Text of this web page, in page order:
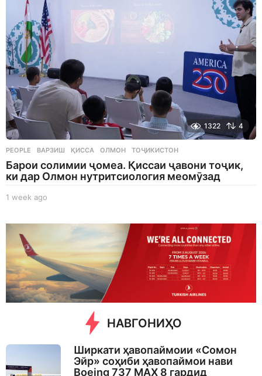
o
1322 4
PEOPLE ВАРЗИШ ,ҚИССА ,ОЛМОН ,ТОҶИКИСТОН
Барои солимии ҷомеа. Қиссаи ҷавони тоҷик,
ки дар Олмон нутритсиология меомӯзад
1 week ago
g
o
НАВГОНИҲО
Ширкати ҳавопаймоии «Сомон
Эйр» соҳиби ҳавопаймои нави
Boeing 737 MAX 8 гардид